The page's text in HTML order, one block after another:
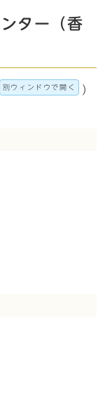
ター（香
別ウィンドウで開く ）